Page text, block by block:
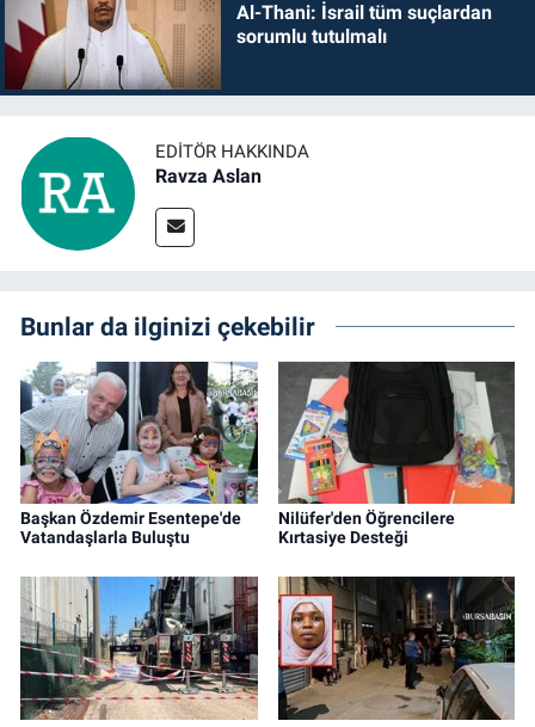
Al-Thani: İsrail tüm suçlardan
sorumlu tutulmalı
EDITÖR HAKKINDA
Ravza Aslan
Bunlar da ilginizi çekebilir
Başkan Özdemir Esentepe'de
Vatandaşlarla Buluştu
Nilüfer'den Öğrencilere
Kırtasiye Desteği